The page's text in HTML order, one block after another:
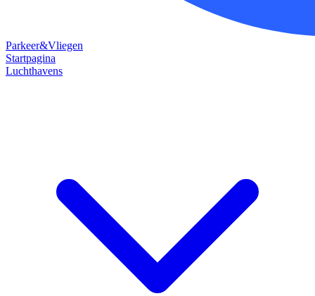
Parkeer&Vliegen
Startpagina
Luchthavens